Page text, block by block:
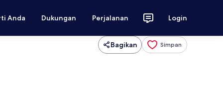
Anda Dukungan Perjalanan Login
Bagikan Simpan